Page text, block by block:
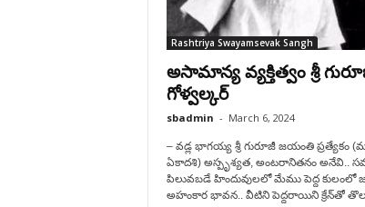
Rashtriya Swayamsevak Sangh
అసామాన్య వ్యక్తిత్వం శ్రీ
గోళ్వల్కర్‌
sbadmin - March 6, 2024
– వడ్ల భాగయ్య శ్రీ గురూజీ జయంతి
ఏకాదశి) అస్పృశ్యత, అంటరానితనం అనేవి..
పిలువబడే హిందువులలో మేము పెద్ద కులంలో
అహంకార భావన.. వీటిని పెద్దరాయిని క్రేన్‌తో